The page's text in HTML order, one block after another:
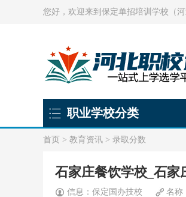
您好，欢迎来到保定单招培训学校（河
职业学校分类
首页 > 教育资讯 > 录取分数
石家庄餐饮学校_石
信息：保定国办技校 名称